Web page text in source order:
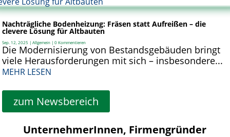
Nachträgliche Bodenheizung: Fräsen statt Aufreißen – die
clevere Lösung für Altbauten
Sep. 12, 2025 |Allgemein | 0 Kommentieren
Die Modernisierung von Bestandsgebäuden bringt
viele Herausforderungen mit sich – insbesondere...
MEHR LESEN
zum Newsbereich
UnternehmerInnen, Firmengründer